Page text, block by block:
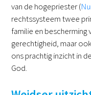
van de hogepriester (
rechtssysteem twee
familie en bescherming
gerechtigheid, maar
ons prachtig inzicht in
God.